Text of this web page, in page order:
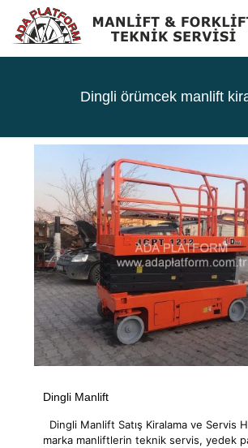
Dingli örümcek manlift
Dingli Manlift
Dingli Manlift Satış Kiralama ve Servis
marka manliftlerin teknik servis, yedek